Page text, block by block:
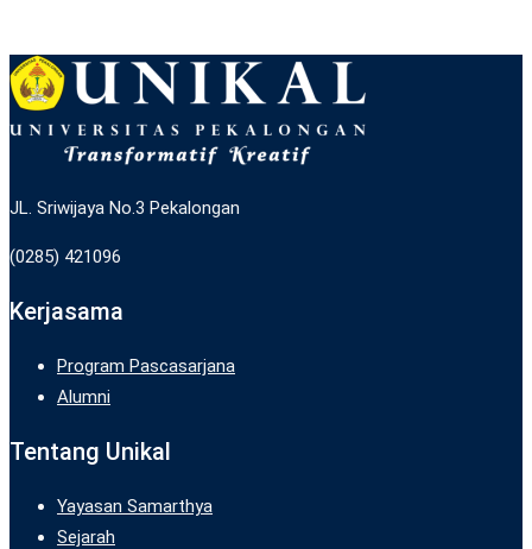
JL. Sriwijaya No.3 Pekalongan
(0285) 421096
Kerjasama
Program Pascasarjana
Alumni
Tentang Unikal
Yayasan Samarthya
Sejarah